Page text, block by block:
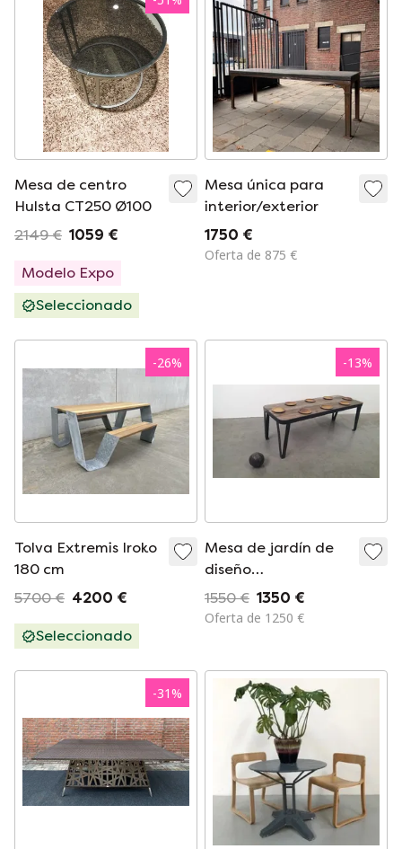
Mesa de centro
Hulsta CT250 Ø100
2149 € 1059 €
Modelo Expo
Seleccionado
Mesa única para
interior/exterior
1750 €
Oferta de 875 €
-26%
Tolva Extremis Iroko
180 cm
5700 € 4200 €
Seleccionado
-13%
Mesa de jardín de
diseño
personalizado para
exterior, de acero
1550 € 1350 €
Oferta de 1250 €
-31%